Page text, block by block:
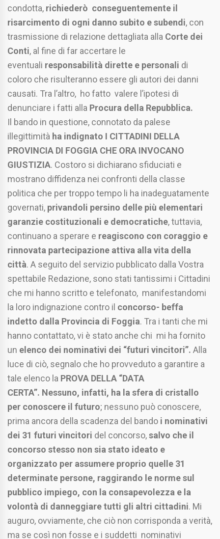
condotta, richiederò conseguentemente il
risarcimento di ogni danno subito e subendi, con
trasmissione di relazione dettagliata alla Corte dei
Conti, al fine di far accertare le
eventuali responsabilità dirette e personali di
coloro che risulteranno essere gli autori dei danni
causati. Tra l’altro, ho fatto valere l’ipotesi di
denunciare i fatti alla Procura della Repubblica.
Il bando in questione, connotato da palese
illegittimità ha indignato I CITTADINI DELLA
PROVINCIA DI FOGGIA CHE ORA INVOCANO
GIUSTIZIA. Costoro si dichiarano sfiduciati e
mostrano diffidenza nei confronti della classe
politica che per troppo tempo li ha inadeguatamente
governati, privandoli persino delle più elementari
garanzie costituzionali e democratiche, tuttavia,
continuano a sperare e reagiscono con coraggio e
rinnovata partecipazione attiva alla vita della
città. A seguito del servizio pubblicato dalla Vostra
spettabile Redazione, sono stati tantissimi i Cittadini
che mi hanno scritto e telefonato, manifestandomi
la loro indignazione contro il concorso- beffa
indetto dalla Provincia di Foggia. Tra i tanti che mi
hanno contattato, vi è stato anche chi mi ha fornito
un elenco dei nominativi dei “futuri vincitori”. Alla
luce di ciò, segnalo che ho provveduto a garantire a
tale elenco la PROVA DELLA “DATA
CERTA”. Nessuno, infatti, ha la sfera di cristallo
per conoscere il futuro; nessuno può conoscere,
prima ancora della scadenza del bando i nominativi
dei 31 futuri vincitori del concorso,salvo che il
concorso stesso non sia stato ideato e
organizzato per assumere proprio quelle 31
determinate persone, raggirando le norme sul
pubblico impiego, con la consapevolezza e la
volontà di danneggiare tutti gli altri cittadini. Mi
auguro, ovviamente, che ciò non corrisponda a verità,
ma se così non fosse e i suddetti nominativi